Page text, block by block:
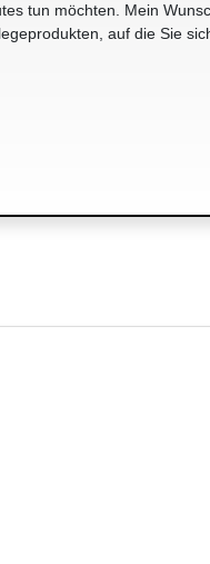
tun möchten. Mein
auf die Sie